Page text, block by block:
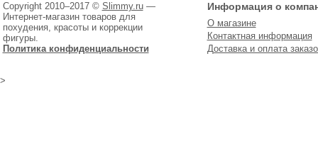
Copyright 2010–2017 © Slimmy.ru—
Интернет-магазин товаров для
похудения, красоты и коррекции
фигуры.
Политика конфиденциальности
Информация о
О магазине
Контактная информация
Доставка и оплата
>